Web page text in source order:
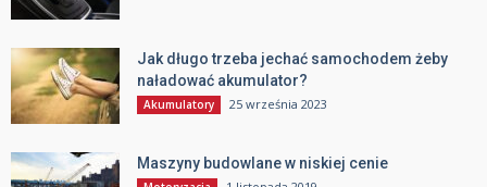
Jak długo trzeba jechać samochodem żeby
naładować akumulator?
Akumulatory 25 września 2023
Maszyny budowlane w niskiej cenie